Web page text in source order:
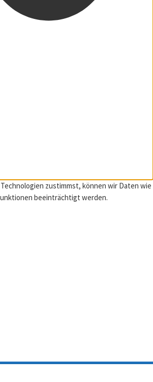
zustimmst, können wir Daten wie
beeinträchtigt werden.